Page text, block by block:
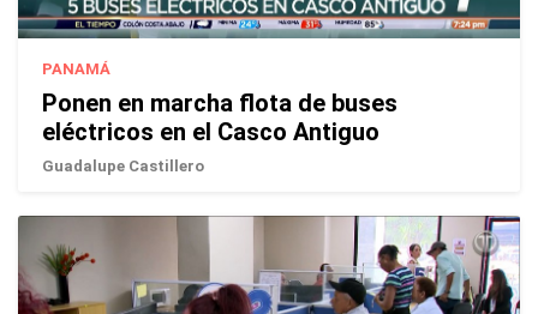
PANAMÁ
Ponen en marcha flota de buses
eléctricos en el Casco Antiguo
Guadalupe Castillero